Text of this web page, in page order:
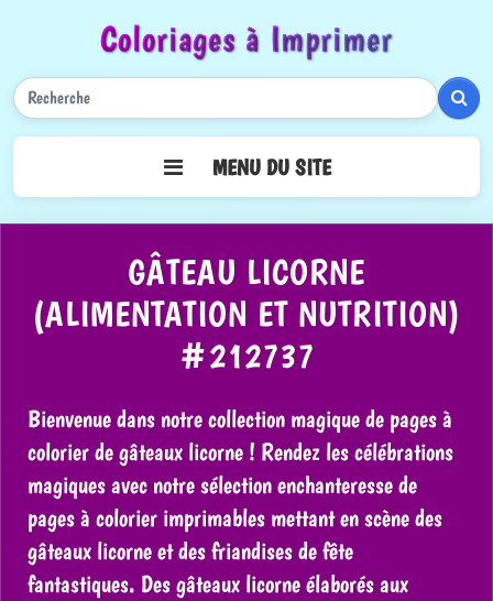
Coloriages à Imprimer
MENU DU SITE
GÂTEAU LICORNE
(ALIMENTATION ET NUTRITION)
#212737
Bienvenue dans notre collection magique de pages à
colorier de gâteaux licorne ! Rendez les célébrations
magiques avec notre sélection enchanteresse de
pages à colorier imprimables mettant en scène des
gâteaux licorne et des friandises de fête
fantastiques. Des gâteaux licorne élaborés aux